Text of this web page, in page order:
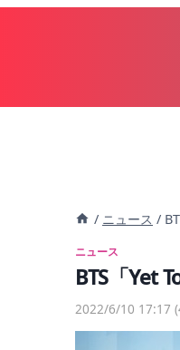
/ ニュース /
ニュース
BTS「Yet
2022/6/10 17:17